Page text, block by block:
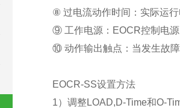
⑧ 过电流动作时间：实际运
⑨ 工作电源：EOCR控制电
⑩ 动作输出触点：当发生故
EOCR-SS设置方法
1）调整LOAD,D-Time和O-